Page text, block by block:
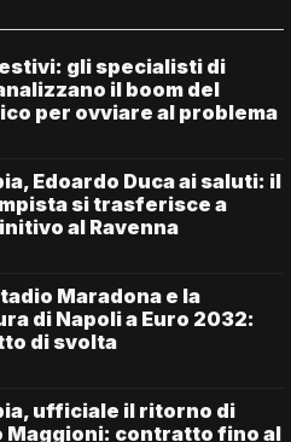
gli specialisti di
il boom del
per ovviare al problema
Edoardo Duca ai saluti: il
si trasferisce a
al Ravenna
Maradona e la
di Napoli a Euro 2032:
di svolta
ufficiale il ritorno di
Maggioni: contratto fino al